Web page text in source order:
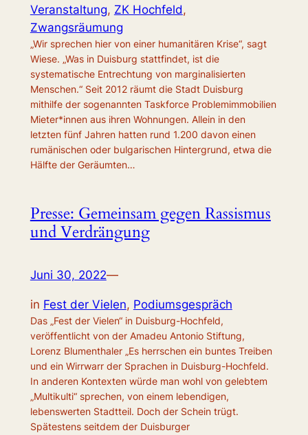
Veranstaltung, ZK Hochfeld
Zwangsräumung
„Wir sprechen hier von einer humanitären Krise“, sagt
Wiese. „Was in Duisburg stattfindet, ist die
systematische Entrechtung von marginalisierten
Menschen.“ Seit 2012 räumt die Stadt Duisburg
mithilfe der sogenannten Taskforce Problemimmobilien
Mie­te­r*in­nen aus ihren Wohnungen. Allein in den
letzten fünf Jahren hatten rund 1.200 davon einen
rumänischen oder bulgarischen Hintergrund, etwa die
Hälfte der Geräumten…
Presse: Gemeinsam gegen Rassismus
und Verdrängung
Juni 30, 2022—
in Fest der Vielen, Podiumsgespräch
Das „Fest der Vielen“ in Duisburg-Hochfeld,
veröffentlicht von der Amadeu Antonio Stiftung,
Lorenz Blumenthaler „Es herrschen ein buntes Treiben
und ein Wirrwarr der Sprachen in Duisburg-Hochfeld.
In anderen Kontexten würde man wohl von gelebtem
„Multikulti“ sprechen, von einem lebendigen,
lebenswerten Stadtteil. Doch der Schein trügt.
Spätestens seitdem der Duisburger